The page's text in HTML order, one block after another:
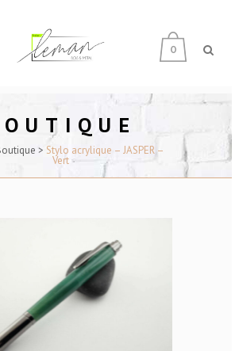
0
> Stylo acrylique – JASPER –
Vert